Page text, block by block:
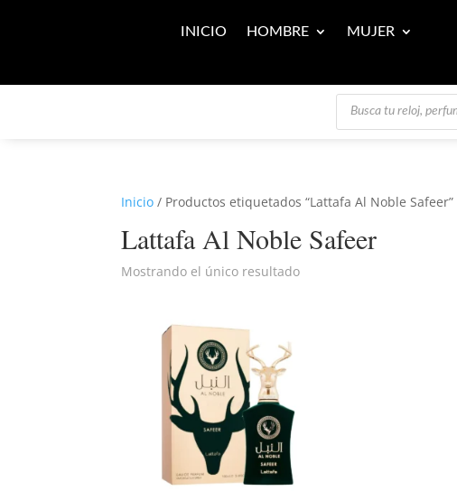
INICIO HOMBRE MUJER
Búsqueda
productos
Inicio / Productos etiquetados “Lattafa Al Noble Safeer”
Lattafa Al Noble Safeer
Mostrando el único resultado